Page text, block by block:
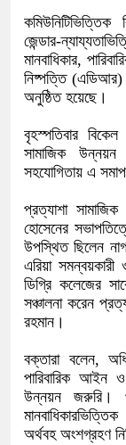
কমিউনিটিভিত্তিক
জেন্ডার-
মানবাধিকার,
নিষ্পত্তি (এডিআর)
অনুষ্ঠিত হয়েছে।
বৃহস্পতিবার
সামাজিক
সহযোগিতায় এ
প্রত্যাশা
হোসেনের
উপস্থিত ছিলেন
এরিয়া সমন্বয়কারী
ডিগ্রি কলেজের
সঞ্চালনা করেন
রহমান।
বক্তারা বলেন,
পারিবারিক আইন
উন্নয়ন জরুরি।
অর্থবহ অংশগ্রহণ